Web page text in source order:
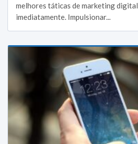
melhores táticas de marketing
imediatamente. Impulsionar...